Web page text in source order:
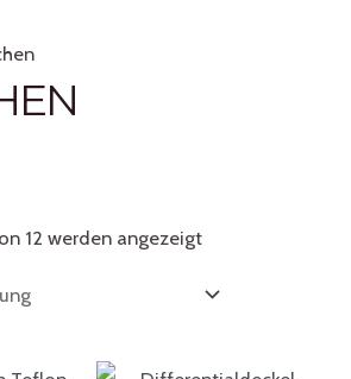
12 werden angezeigt